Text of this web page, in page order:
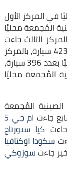
في المركز الأول
المُجمعة محليًا
الصينية المُجمعة محليًا بعدد 423 سيارة، بالمركز
الصينية المُجمعة محليًا بعدد 396 سيارة،
المُجمعة محليًا
الصينية المُجمعة
ام جي 5
كيا سبورتاج
سكودا اوكتافيا
سوزوكي